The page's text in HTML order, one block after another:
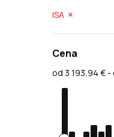
ISA
Cena
od 3 193,94 €